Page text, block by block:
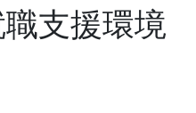
支援環境